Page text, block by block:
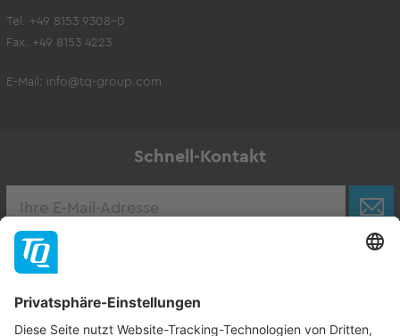
Tel. +49 8153 9308-0
Fax. +49 8153 4223
E-Mail: info@tq-group.com
Schnell-Kontakt